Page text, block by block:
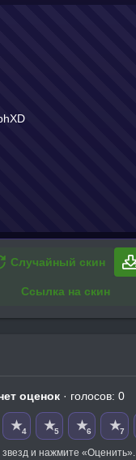
Случайный скин
Ссылка на скин
оценок · голосов: 0
★4 ★5 ★6 ★7
и нажмите «Оценить».